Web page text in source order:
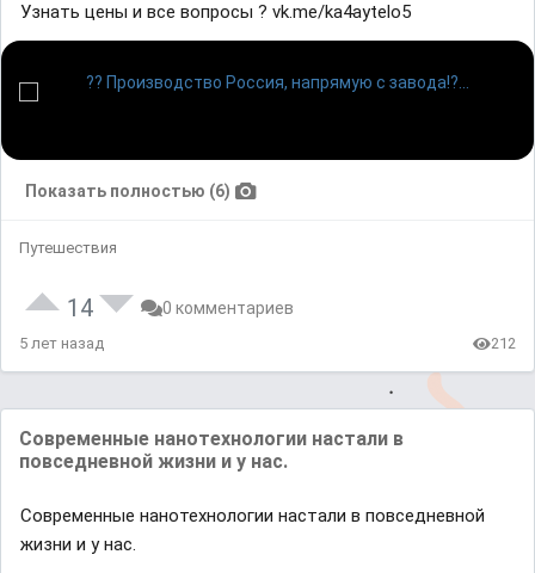
Узнать цены и все вопросы ? vk.me/ka4aytelo5
Показать полностью (6)
Путешествия
14 0 комментариев
5 лет назад 212
Современные нанотехнологии настали в
повседневной жизни и у нас.
Современные нанотехнологии настали в повседневной
жизни и у нас.